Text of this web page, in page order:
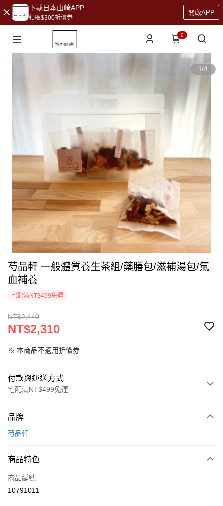
下載日本山崎APP
領取$300折價券
開啟APP
0
1/4
芍品軒 一般體質養生茶組/藥膳包/滋補湯包/氣
血補養
宅配滿NT$499免運
NT$2,440
NT$2,310
※ 本商品不適用折價券
付款與運送方式
宅配滿NT$499免運
信用卡一次付款
Apple Pay
悠遊付
品牌
芍品軒
商品特色
商品編號
10791011